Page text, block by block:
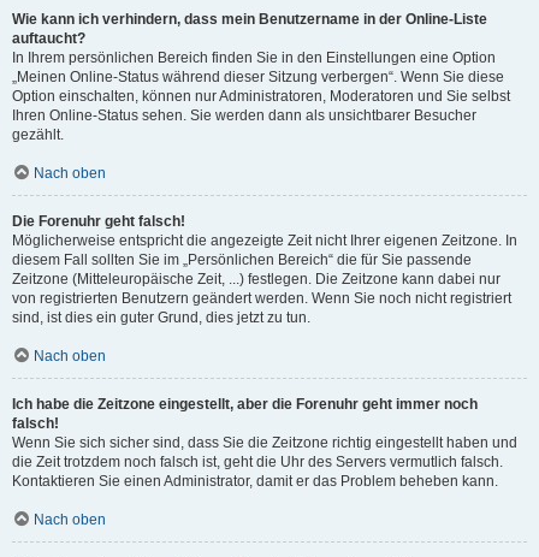
Wie kann ich verhindern, dass mein Benutzername in der Online-Liste
auftaucht?
In Ihrem persönlichen Bereich finden Sie in den Einstellungen eine Option
„Meinen Online-Status während dieser Sitzung verbergen“. Wenn Sie diese
Option einschalten, können nur Administratoren, Moderatoren und Sie selbst
Ihren Online-Status sehen. Sie werden dann als unsichtbarer Besucher
gezählt.
Nach oben
Die Forenuhr geht falsch!
Möglicherweise entspricht die angezeigte Zeit nicht Ihrer eigenen Zeitzone. In
diesem Fall sollten Sie im „Persönlichen Bereich“ die für Sie passende
Zeitzone (Mitteleuropäische Zeit, ...) festlegen. Die Zeitzone kann dabei nur
von registrierten Benutzern geändert werden. Wenn Sie noch nicht registriert
sind, ist dies ein guter Grund, dies jetzt zu tun.
Nach oben
Ich habe die Zeitzone eingestellt, aber die Forenuhr geht immer noch
falsch!
Wenn Sie sich sicher sind, dass Sie die Zeitzone richtig eingestellt haben und
die Zeit trotzdem noch falsch ist, geht die Uhr des Servers vermutlich falsch.
Kontaktieren Sie einen Administrator, damit er das Problem beheben kann.
Nach oben